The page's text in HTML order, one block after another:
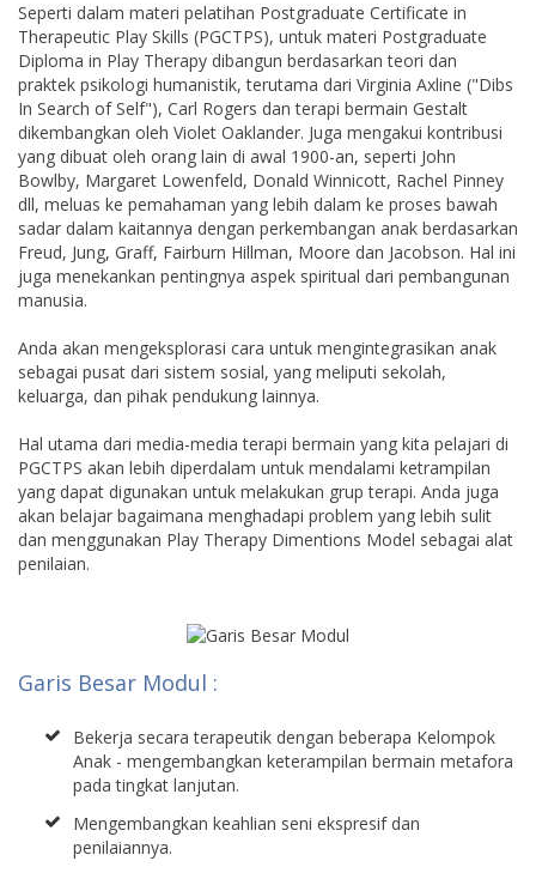
Seperti dalam materi pelatihan Postgraduate Certificate in
Therapeutic Play Skills (PGCTPS), untuk materi Postgraduate
Diploma in Play Therapy dibangun berdasarkan teori dan
praktek psikologi humanistik, terutama dari Virginia Axline ("Dibs
In Search of Self"), Carl Rogers dan terapi bermain Gestalt
dikembangkan oleh Violet Oaklander. Juga mengakui kontribusi
yang dibuat oleh orang lain di awal 1900-an, seperti John
Bowlby, Margaret Lowenfeld, Donald Winnicott, Rachel Pinney
dll, meluas ke pemahaman yang lebih dalam ke proses bawah
sadar dalam kaitannya dengan perkembangan anak berdasarkan
Freud, Jung, Graff, Fairburn Hillman, Moore dan Jacobson. Hal ini
juga menekankan pentingnya aspek spiritual dari pembangunan
manusia.
Anda akan mengeksplorasi cara untuk mengintegrasikan anak
sebagai pusat dari sistem sosial, yang meliputi sekolah,
keluarga, dan pihak pendukung lainnya.
Hal utama dari media-media terapi bermain yang kita pelajari di
PGCTPS akan lebih diperdalam untuk mendalami ketrampilan
yang dapat digunakan untuk melakukan grup terapi. Anda juga
akan belajar bagaimana menghadapi problem yang lebih sulit
dan menggunakan Play Therapy Dimentions Model sebagai alat
penilaian.
Garis Besar Modul :
Bekerja secara terapeutik dengan beberapa Kelompok
Anak - mengembangkan keterampilan bermain metafora
pada tingkat lanjutan.
Mengembangkan keahlian seni ekspresif dan
penilaiannya.